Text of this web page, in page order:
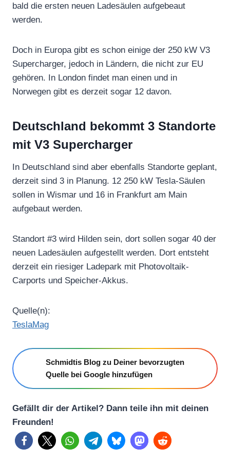
bald die ersten neuen Ladesäulen aufgebeaut
werden.
Doch in Europa gibt es schon einige der 250 kW V3
Supercharger, jedoch in Ländern, die nicht zur EU
gehören. In London findet man einen und in
Norwegen gibt es derzeit sogar 12 davon.
Deutschland bekommt 3 Standorte
mit V3 Supercharger
In Deutschland sind aber ebenfalls Standorte geplant,
derzeit sind 3 in Planung. 12 250 kW Tesla-Säulen
sollen in Wismar und 16 in Frankfurt am Main
aufgebaut werden.
Standort #3 wird Hilden sein, dort sollen sogar 40 der
neuen Ladesäulen aufgestellt werden. Dort entsteht
derzeit ein riesiger Ladepark mit Photovoltaik-
Carports und Speicher-Akkus.
Quelle(n):
TeslaMag
Schmidtis Blog zu Deiner bevorzugten
Quelle bei Google hinzufügen
Gefällt dir der Artikel? Dann teile ihn mit deinen
Freunden!